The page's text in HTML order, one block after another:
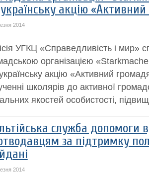
акцію
2014
УГКЦ «Справедливість і мир»
організацією
акцію «Активний
школярів до активної
якостей особистості,
служба допомоги
за підтримку
2014